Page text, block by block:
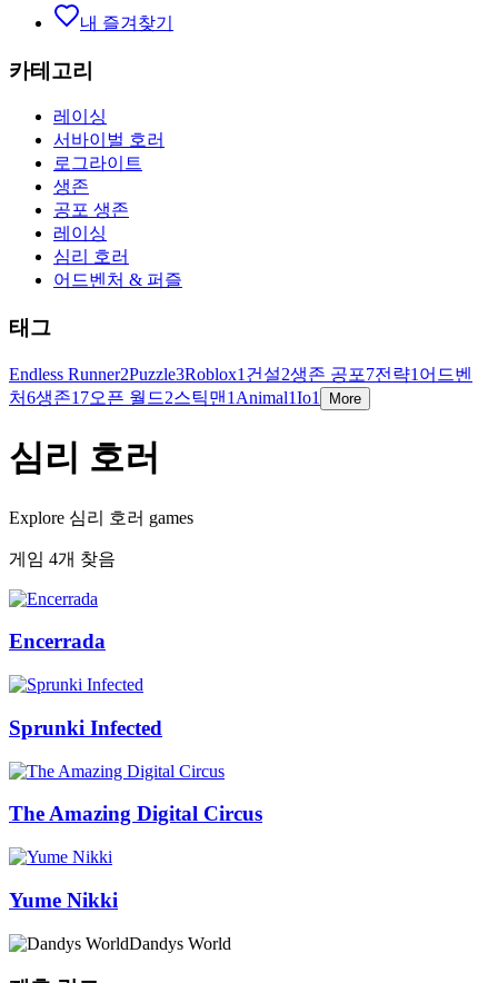
내 즐겨찾기
카테고리
레이싱
서바이벌 호러
로그라이트
생존
공포 생존
레이싱
심리 호러
어드벤처 & 퍼즐
태그
Endless Runner2Puzzle3Roblox1 건설2생존 공포7전략1 어드벤
처6생존17오픈 월드2스틱맨 1 Animal1Io1 More
심리 호러
Explore 심리 호러 games
게임 4개 찾음
Encerrada
Sprunki Infected
The Amazing Digital Circus
Yume Nikki
Dandys World